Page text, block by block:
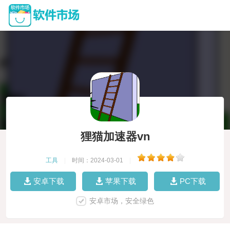
狸猫加速器vn
工具 时间：2024-03-01
安卓下载 苹果下载 PC下载
安卓市场，安全绿色